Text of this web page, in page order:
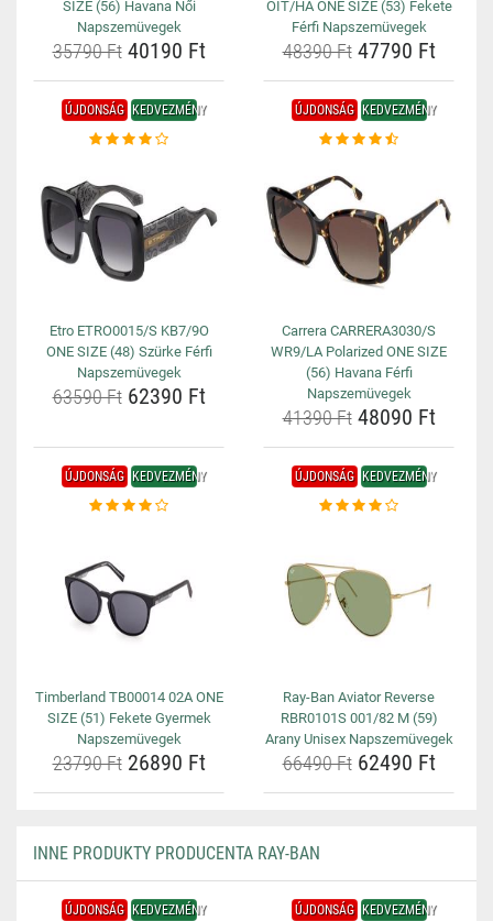
SIZE (56) Havana Női
Napszemüvegek
35790 Ft40190 Ft
OIT/HA ONE SIZE (53) Fekete
Férfi Napszemüvegek
48390 Ft47790 Ft
ÚJDONSÁG KEDVEZMÉNY
Etro ETRO0015/S KB7/9O
ONE SIZE (48) Szürke Férfi
Napszemüvegek
63590 Ft62390 Ft
ÚJDONSÁG KEDVEZMÉNY
Carrera CARRERA3030/S
WR9/LA Polarized ONE SIZE
(56) Havana Férfi
Napszemüvegek
41390 Ft48090 Ft
ÚJDONSÁG KEDVEZMÉNY
Timberland TB00014 02A ONE
SIZE (51) Fekete Gyermek
Napszemüvegek
23790 Ft26890 Ft
ÚJDONSÁG KEDVEZMÉNY
Ray-Ban Aviator Reverse
RBR0101S 001/82 M (59)
Arany Unisex Napszemüvegek
66490 Ft62490 Ft
INNE PRODUKTY PRODUCENTA RAY-BAN
ÚJDONSÁG KEDVEZMÉNY ÚJDONSÁG KEDVEZMÉNY